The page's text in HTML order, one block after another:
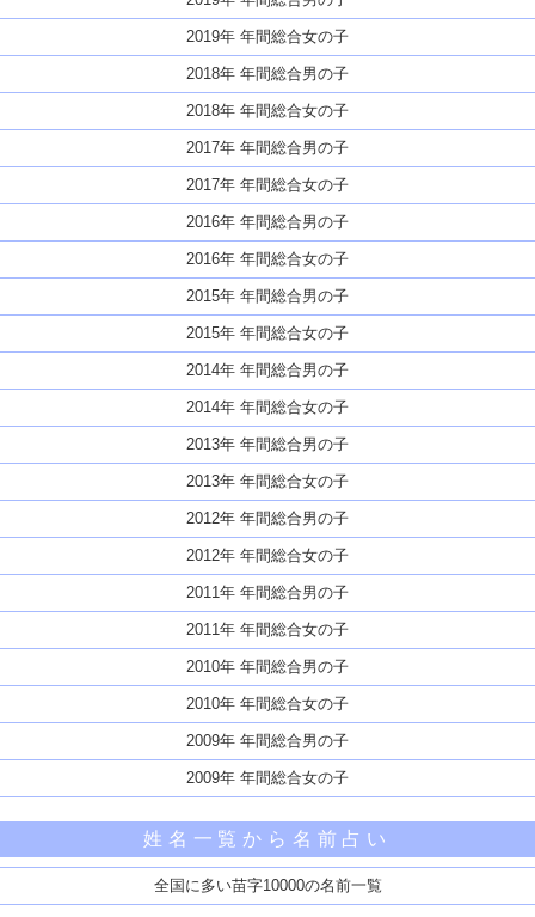
2019年 年間総合女の子
2018年 年間総合男の子
2018年 年間総合女の子
2017年 年間総合男の子
2017年 年間総合女の子
2016年 年間総合男の子
2016年 年間総合女の子
2015年 年間総合男の子
2015年 年間総合女の子
2014年 年間総合男の子
2014年 年間総合女の子
2013年 年間総合男の子
2013年 年間総合女の子
2012年 年間総合男の子
2012年 年間総合女の子
2011年 年間総合男の子
2011年 年間総合女の子
2010年 年間総合男の子
2010年 年間総合女の子
2009年 年間総合男の子
2009年 年間総合女の子
姓名一覧から名前占い
全国に多い苗字10000の名前一覧